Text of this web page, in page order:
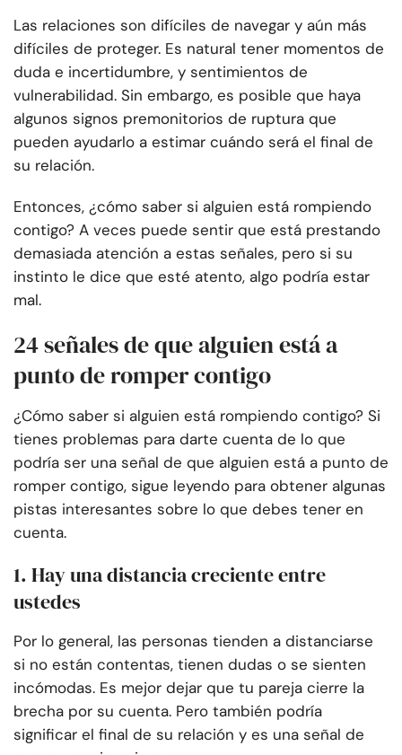
Las relaciones son difíciles de navegar y aún más
difíciles de proteger. Es natural tener momentos de
duda e incertidumbre, y sentimientos de
vulnerabilidad. Sin embargo, es posible que haya
algunos signos premonitorios de ruptura que
pueden ayudarlo a estimar cuándo será el final de
su relación.
Entonces, ¿cómo saber si alguien está rompiendo
contigo? A veces puede sentir que está prestando
demasiada atención a estas señales, pero si su
instinto le dice que esté atento, algo podría estar
mal.
24 señales de que alguien está a
punto de romper contigo
¿Cómo saber si alguien está rompiendo contigo? Si
tienes problemas para darte cuenta de lo que
podría ser una señal de que alguien está a punto de
romper contigo, sigue leyendo para obtener algunas
pistas interesantes sobre lo que debes tener en
cuenta.
1. Hay una distancia creciente entre
ustedes
Por lo general, las personas tienden a distanciarse
si no están contentas, tienen dudas o se sienten
incómodas. Es mejor dejar que tu pareja cierre la
brecha por su cuenta. Pero también podría
significar el final de su relación y es una señal de